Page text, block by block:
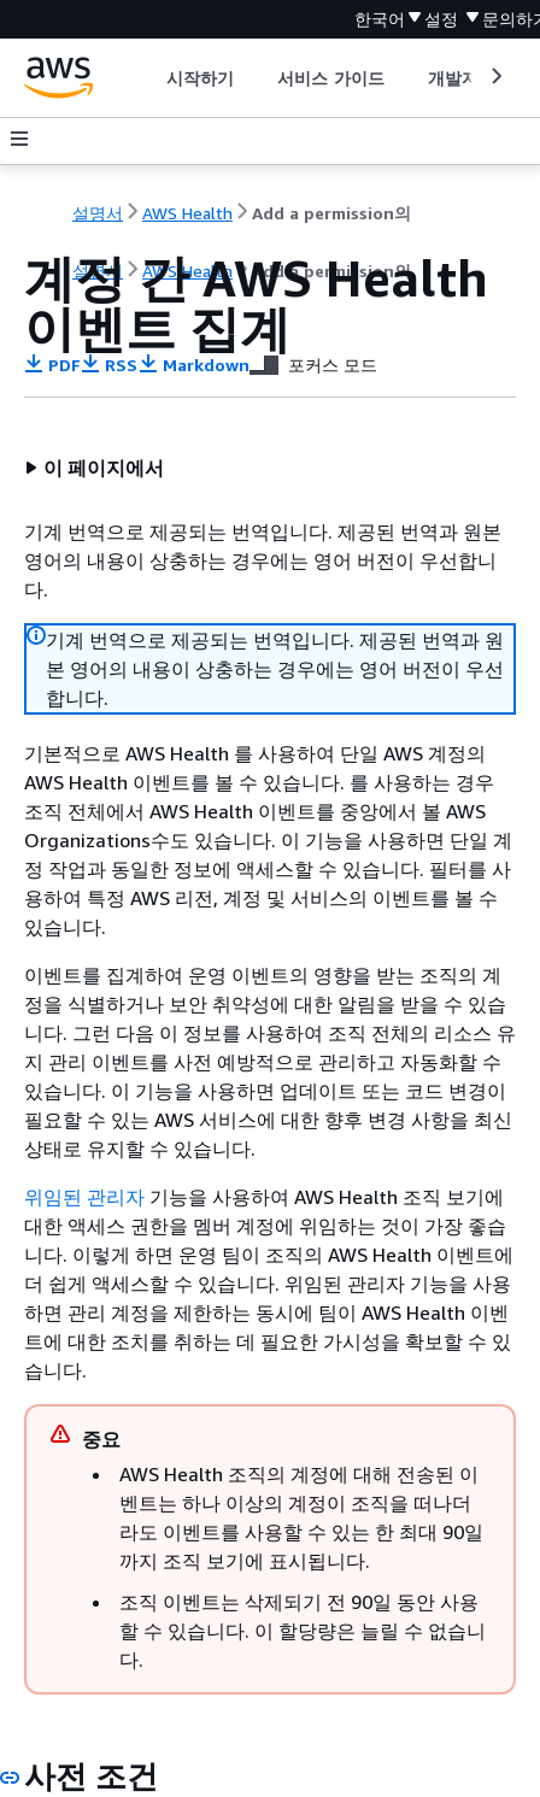
한국어 설정 문의하
시작하기 서비스 가이드 개발자 도구
설명서 AWS Health Add a permission의
설명서 AWS Health Add a permission의
계정 간 AWS Health
이벤트 집계
PDF RSS Markdown 포커스 모드
이 페이지에서
기계 번역으로 제공되는 번역입니다. 제공된 번역과 원본
영어의 내용이 상충하는 경우에는 영어 버전이 우선합니
다.
기계 번역으로 제공되는 번역입니다. 제공된 번역과 원
본 영어의 내용이 상충하는 경우에는 영어 버전이 우선
합니다.
기본적으로 AWS Health 를 사용하여 단일 AWS 계정의
AWS Health 이벤트를 볼 수 있습니다. 를 사용하는 경우
조직 전체에서 AWS Health 이벤트를 중앙에서 볼 AWS
Organizations수도 있습니다. 이 기능을 사용하면 단일 계
정 작업과 동일한 정보에 액세스할 수 있습니다. 필터를 사
용하여 특정 AWS 리전, 계정 및 서비스의 이벤트를 볼 수
있습니다.
이벤트를 집계하여 운영 이벤트의 영향을 받는 조직의 계
정을 식별하거나 보안 취약성에 대한 알림을 받을 수 있습
니다. 그런 다음 이 정보를 사용하여 조직 전체의 리소스 유
지 관리 이벤트를 사전 예방적으로 관리하고 자동화할 수
있습니다. 이 기능을 사용하면 업데이트 또는 코드 변경이
필요할 수 있는 AWS 서비스에 대한 향후 변경 사항을 최신
상태로 유지할 수 있습니다.
위임된 관리자 기능을 사용하여 AWS Health 조직 보기에
대한 액세스 권한을 멤버 계정에 위임하는 것이 가장 좋습
니다. 이렇게 하면 운영 팀이 조직의 AWS Health 이벤트에
더 쉽게 액세스할 수 있습니다. 위임된 관리자 기능을 사용
하면 관리 계정을 제한하는 동시에 팀이 AWS Health 이벤
트에 대한 조치를 취하는 데 필요한 가시성을 확보할 수 있
습니다.
중요
AWS Health 조직의 계정에 대해 전송된 이
벤트는 하나 이상의 계정이 조직을 떠나더
라도 이벤트를 사용할 수 있는 한 최대 90일
까지 조직 보기에 표시됩니다.
조직 이벤트는 삭제되기 전 90일 동안 사용
할 수 있습니다. 이 할당량은 늘릴 수 없습니
다.
사전 조건